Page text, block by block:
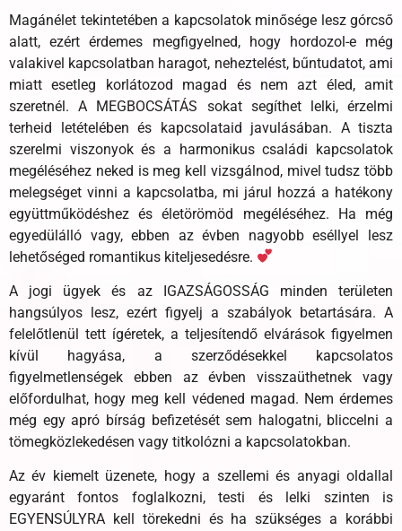
Magánélet tekintetében a kapcsolatok minősége lesz górcső
alatt, ezért érdemes megfigyelned, hogy hordozol-e még
valakivel kapcsolatban haragot, neheztelést, bűntudatot, ami
miatt esetleg korlátozod magad és nem azt éled, amit
szeretnél. A MEGBOCSÁTÁS sokat segíthet lelki, érzelmi
terheid letételében és kapcsolataid javulásában. A tiszta
szerelmi viszonyok és a harmonikus családi kapcsolatok
megéléséhez neked is meg kell vizsgálnod, mivel tudsz több
melegséget vinni a kapcsolatba, mi járul hozzá a hatékony
együttműködéshez és életörömöd megéléséhez. Ha még
egyedülálló vagy, ebben az évben nagyobb eséllyel lesz
lehetőséged romantikus kiteljesedésre.
A jogi ügyek és az IGAZSÁGOSSÁG minden területen
hangsúlyos lesz, ezért figyelj a szabályok betartására. A
felelőtlenül tett ígéretek, a teljesítendő elvárások figyelmen
kívül hagyása, a szerződésekkel kapcsolatos
figyelmetlenségek ebben az évben visszaüthetnek vagy
előfordulhat, hogy meg kell védened magad. Nem érdemes
még egy apró bírság befizetését sem halogatni, bliccelni a
tömegközlekedésen vagy titkolózni a kapcsolatokban.
Az év kiemelt üzenete, hogy a szellemi és anyagi oldallal
egyaránt fontos foglalkozni, testi és lelki szinten is
EGYENSÚLYRA kell törekedni és ha szükséges a korábbi